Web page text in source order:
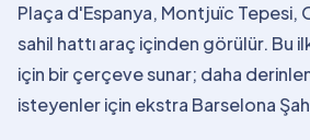
Plaça d'Espanya, Montjuïc Tepesi,
sahil hattı araç içinden görülür. Bu
için bir çerçeve sunar; daha
isteyenler için ekstra Barselona